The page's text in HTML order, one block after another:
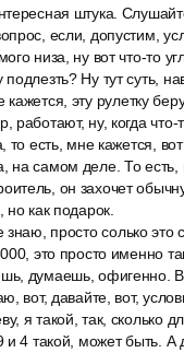
штука.
если, допустим,
низа, ну вот что-то
Ну тут суть,
эту рулетку
работают, ну, когда что-
то есть, мне кажется, вот
на самом деле. То есть,
он захочет
как подарок.
знаю, просто солько это
это просто именно
думаешь, офигенно.
вот, давайте, вот,
я такой, так, сколько
и 4 такой, может быть. А